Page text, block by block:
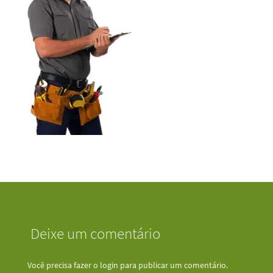
Deixe um comentário
Você precisa fazer o login para publicar um comentário.